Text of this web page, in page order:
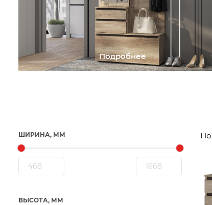
Подробнее
ШИРИНА, ММ
ВЫСОТА, ММ